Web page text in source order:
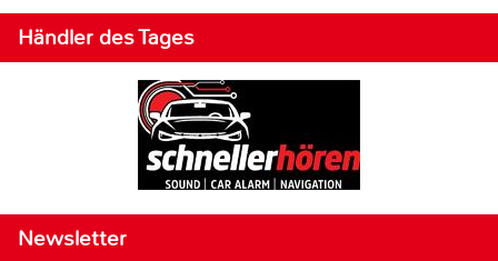
Händler des Tages
Newsletter